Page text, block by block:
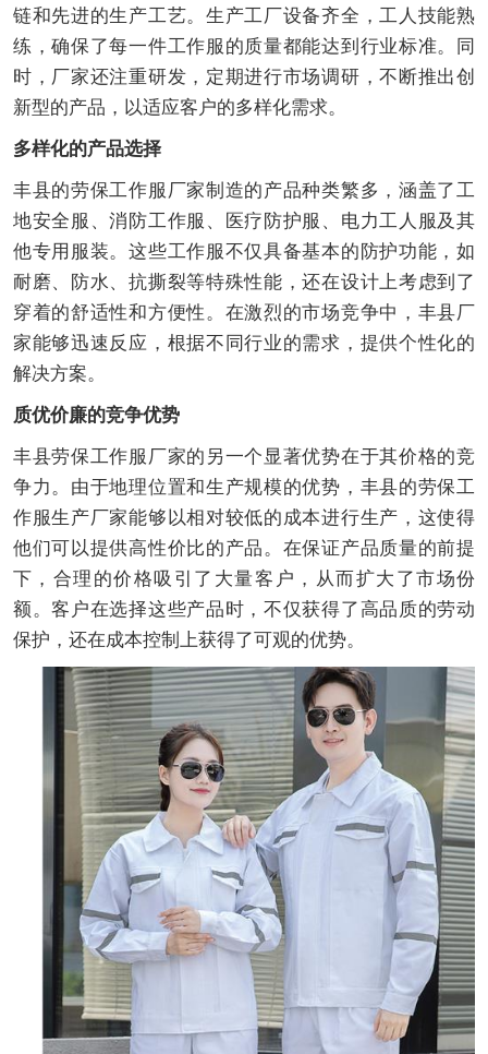
链和先进的生产工艺。生产工厂设备齐全，工人技能熟
练，确保了每一件工作服的质量都能达到行业标准。同
时，厂家还注重研发，定期进行市场调研，不断推出创
新型的产品，以适应客户的多样化需求。
多样化的产品选择
丰县的劳保工作服厂家制造的产品种类繁多，涵盖了工
地安全服、消防工作服、医疗防护服、电力工人服及其
他专用服装。这些工作服不仅具备基本的防护功能，如
耐磨、防水、抗撕裂等特殊性能，还在设计上考虑到了
穿着的舒适性和方便性。在激烈的市场竞争中，丰县厂
家能够迅速反应，根据不同行业的需求，提供个性化的
解决方案。
质优价廉的竞争优势
丰县劳保工作服厂家的另一个显著优势在于其价格的竞
争力。由于地理位置和生产规模的优势，丰县的劳保工
作服生产厂家能够以相对较低的成本进行生产，这使得
他们可以提供高性价比的产品。在保证产品质量的前提
下，合理的价格吸引了大量客户，从而扩大了市场份
额。客户在选择这些产品时，不仅获得了高品质的劳动
保护，还在成本控制上获得了可观的优势。